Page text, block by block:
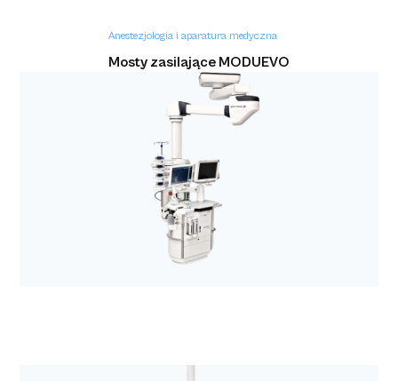
Anestezjologia i aparatura medyczna
Mosty zasilające MODUEVO